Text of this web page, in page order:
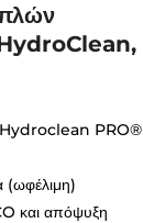
HydroClean,
Hydroclean PRO®
(ωφέλιμη)
και απόψυξη